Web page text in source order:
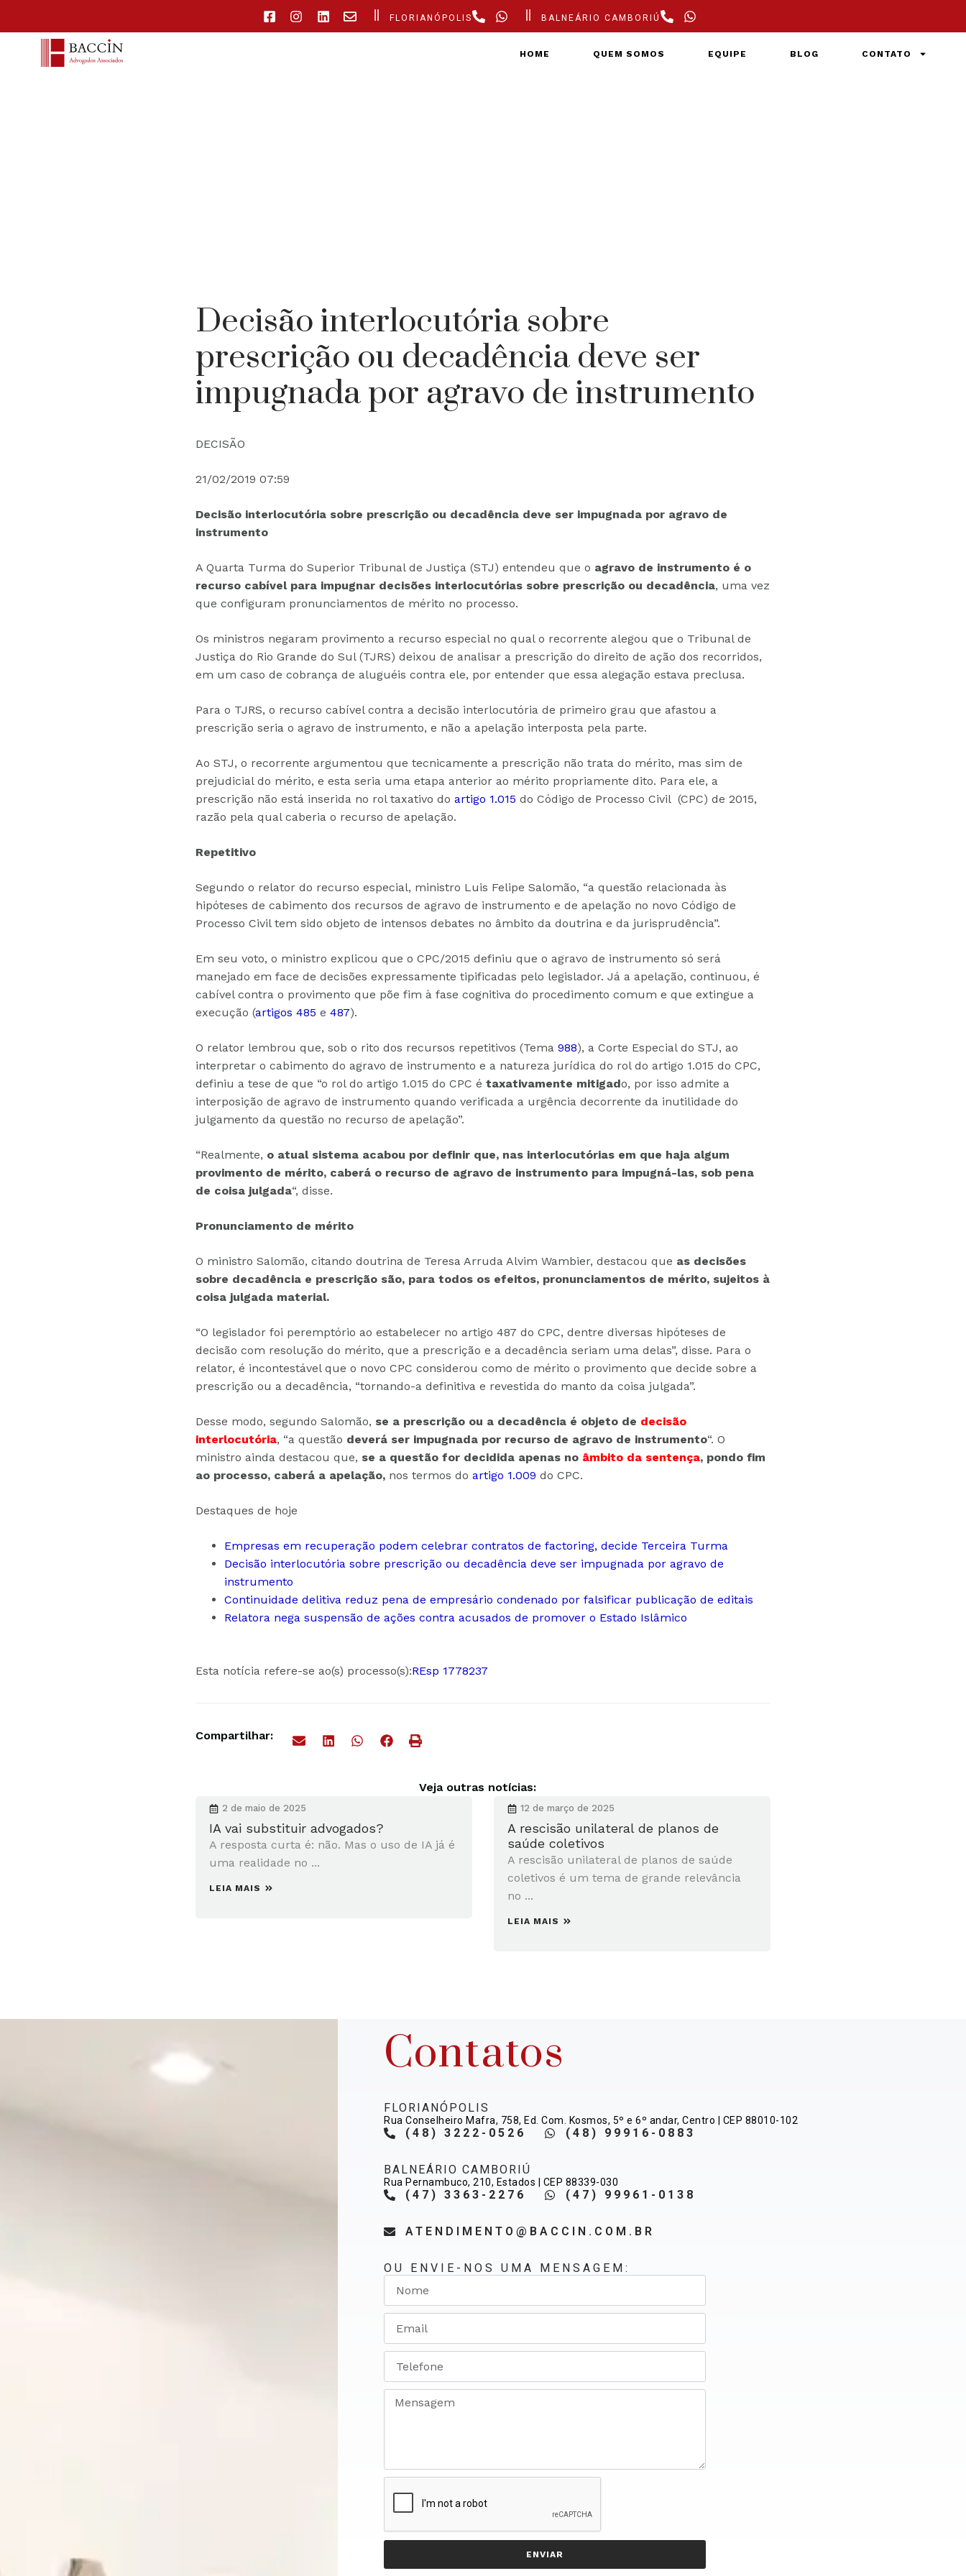
FLORIANÓPOLIS BALNEÁRIO CAMBORIÚ
HOME QUEM SOMOS EQUIPE BLOG CONTATO
Decisão interlocutória sobre
prescrição ou decadência deve ser
impugnada por agravo de instrumento
DECISÃO
21/02/2019 07:59
Decisão interlocutória sobre prescrição ou decadência deve ser impugnada por agravo de
instrumento
A Quarta Turma do Superior Tribunal de Justiça (STJ) entendeu que o agravo de instrumento é o
recurso cabível para impugnar decisões interlocutórias sobre prescrição ou decadência, uma vez
que configuram pronunciamentos de mérito no processo.
Os ministros negaram provimento a recurso especial no qual o recorrente alegou que o Tribunal de
Justiça do Rio Grande do Sul (TJRS) deixou de analisar a prescrição do direito de ação dos recorridos,
em um caso de cobrança de aluguéis contra ele, por entender que essa alegação estava preclusa.
Para o TJRS, o recurso cabível contra a decisão interlocutória de primeiro grau que afastou a
prescrição seria o agravo de instrumento, e não a apelação interposta pela parte.
Ao STJ, o recorrente argumentou que tecnicamente a prescrição não trata do mérito, mas sim de
prejudicial do mérito, e esta seria uma etapa anterior ao mérito propriamente dito. Para ele, a
prescrição não está inserida no rol taxativo do artigo 1.015 do Código de Processo Civil (CPC) de 2015,
razão pela qual caberia o recurso de apelação.
Repetitivo
Segundo o relator do recurso especial, ministro Luis Felipe Salomão, “a questão relacionada às
hipóteses de cabimento dos recursos de agravo de instrumento e de apelação no novo Código de
Processo Civil tem sido objeto de intensos debates no âmbito da doutrina e da jurisprudência”.
Em seu voto, o ministro explicou que o CPC/2015 definiu que o agravo de instrumento só será
manejado em face de decisões expressamente tipificadas pelo legislador. Já a apelação, continuou, é
cabível contra o provimento que põe fim à fase cognitiva do procedimento comum e que extingue a
execução (artigos 485 e 487).
O relator lembrou que, sob o rito dos recursos repetitivos (Tema 988), a Corte Especial do STJ, ao
interpretar o cabimento do agravo de instrumento e a natureza jurídica do rol do artigo 1.015 do CPC,
definiu a tese de que “o rol do artigo 1.015 do CPC é taxativamente mitigado, por isso admite a
interposição de agravo de instrumento quando verificada a urgência decorrente da inutilidade do
julgamento da questão no recurso de apelação”.
“Realmente, o atual sistema acabou por definir que, nas interlocutórias em que haja algum
provimento de mérito, caberá o recurso de agravo de instrumento para impugná-las, sob pena
de coisa julgada“, disse.
Pronunciamento de mérito
O ministro Salomão, citando doutrina de Teresa Arruda Alvim Wambier, destacou que as decisões
sobre decadência e prescrição são, para todos os efeitos, pronunciamentos de mérito, sujeitos à
coisa julgada material.
“O legislador foi peremptório ao estabelecer no artigo 487 do CPC, dentre diversas hipóteses de
decisão com resolução do mérito, que a prescrição e a decadência seriam uma delas”, disse. Para o
relator, é incontestável que o novo CPC considerou como de mérito o provimento que decide sobre a
prescrição ou a decadência, “tornando-a definitiva e revestida do manto da coisa julgada”.
Desse modo, segundo Salomão, se a prescrição ou a decadência é objeto de decisão
interlocutória, “a questão deverá ser impugnada por recurso de agravo de instrumento“. O
ministro ainda destacou que, se a questão for decidida apenas no âmbito da sentença, pondo fim
ao processo, caberá a apelação, nos termos do artigo 1.009 do CPC.
Destaques de hoje
Empresas em recuperação podem celebrar contratos de factoring, decide Terceira Turma
Decisão interlocutória sobre prescrição ou decadência deve ser impugnada por agravo de
instrumento
Continuidade delitiva reduz pena de empresário condenado por falsificar publicação de editais
Relatora nega suspensão de ações contra acusados de promover o Estado Islâmico
Esta notícia refere-se ao(s) processo(s):REsp 1778237
Compartilhar:
Veja outras notícias:
2 de maio de 2025
IA vai substituir advogados?
A resposta curta é: não. Mas o uso de IA já é
uma realidade no ...
LEIA MAIS
12 de março de 2025
A rescisão unilateral de planos de
saúde coletivos
A rescisão unilateral de planos de saúde
coletivos é um tema de grande relevância
no ...
LEIA MAIS
Contatos
FLORIANÓPOLIS
Rua Conselheiro Mafra, 758, Ed. Com. Kosmos, 5º e 6º andar, Centro | CEP 88010-102
(48) 3222-0526 (48) 99916-0883
BALNEÁRIO CAMBORIÚ
Rua Pernambuco, 210, Estados | CEP 88339-030
(47) 3363-2276 (47) 99961-0138
ATENDIMENTO@BACCIN.COM.BR
OU ENVIE-NOS UMA MENSAGEM:
ENVIAR